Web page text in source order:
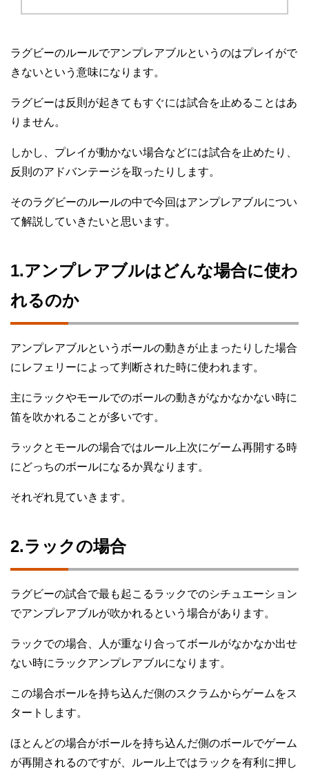
ラグビーのルールでアンプレアブルというのはプレイがで
きないという意味になります。
ラグビーは反則が起きてもすぐには試合を止めることはあ
りません。
しかし、プレイが動かない場合などには試合を止めたり、
反則のアドバンテージを取ったりします。
そのラグビーのルールの中で今回はアンプレアブルについ
て解説していきたいと思います。
1.アンプレアブルはどんな場合に使わ
れるのか
アンプレアブルというボールの動きが止まったりした場合
にレフェリーによって判断された時に使われます。
主にラックやモールでのボールの動きがなかなかない時に
笛を吹かれることが多いです。
ラックとモールの場合ではルール上次にゲーム再開する時
にどっちのボールになるか異なります。
それぞれ見ていきます。
2.ラックの場合
ラグビーの試合で最も起こるラックでのシチュエーション
でアンプレアブルが吹かれるという場合があります。
ラックでの場合、人が重なり合ってボールがなかなか出せ
ない時にラックアンプレアブルになります。
この場合ボールを持ち込んだ側のスクラムからゲームをス
タートします。
ほとんどの場合がボールを持ち込んだ側のボールでゲーム
が再開されるのですが、ルール上ではラックを有利に押し